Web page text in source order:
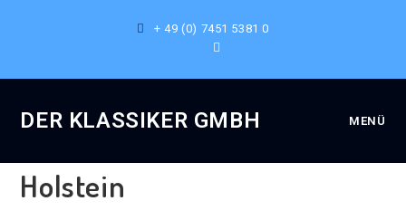
+ 49 (0) 7451 5381 0
DER KLASSIKER GMBH MENÜ
Holstein